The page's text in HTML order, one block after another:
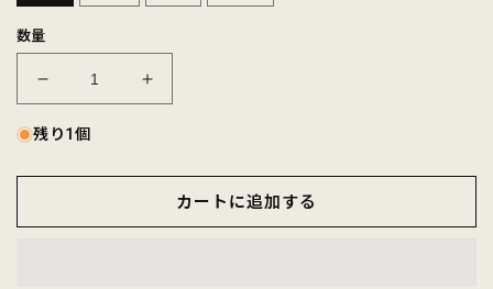
数量
FELCO
S/S
MINI
POLO
-
FELCO
S/S
POLO
SHIRT
-
残り1個
カートに追加する